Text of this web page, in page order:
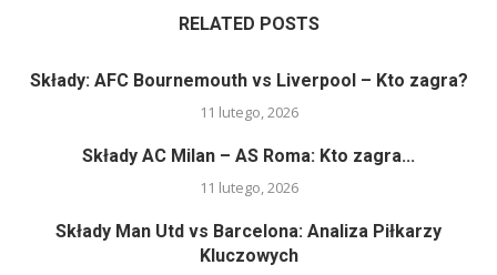
RELATED POSTS
Składy: AFC Bournemouth vs Liverpool – Kto zagra?
11 lutego, 2026
Składy AC Milan – AS Roma: Kto zagra...
11 lutego, 2026
Składy Man Utd vs Barcelona: Analiza Piłkarzy
Kluczowych